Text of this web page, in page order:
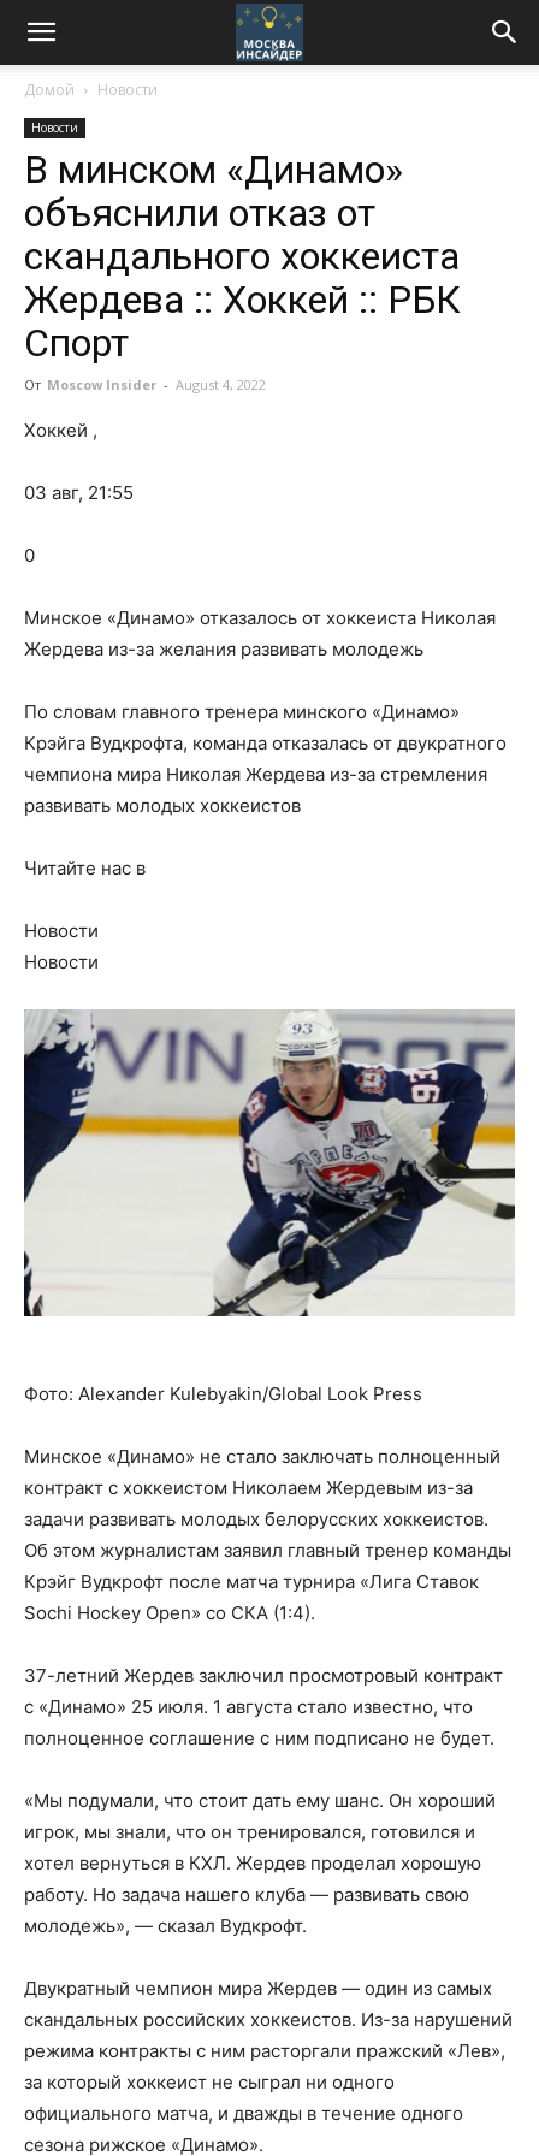
Домой Новости
Новости
В минском «Динамо»
объяснили отказ от
скандального хоккеиста
Жердева :: Хоккей :: РБК
Спорт
От Moscow Insider - August 4, 2022
Хоккей ,
03 авг, 21:55
0
Минское «Динамо» отказалось от хоккеиста Николая
Жердева из-за желания развивать молодежь
По словам главного тренера минского «Динамо»
Крэйга Вудкрофта, команда отказалась от двукратного
чемпиона мира Николая Жердева из-за стремления
развивать молодых хоккеистов
Читайте нас в
Новости
Новости
Фото: Alexander Kulebyakin/Global Look Press
Минское «Динамо» не стало заключать полноценный
контракт с хоккеистом Николаем Жердевым из-за
задачи развивать молодых белорусских хоккеистов.
Об этом журналистам заявил главный тренер команды
Крэйг Вудкрофт после матча турнира «Лига Ставок
Sochi Hockey Open» со СКА (1:4).
37-летний Жердев заключил просмотровый контракт
с «Динамо» 25 июля. 1 августа стало известно, что
полноценное соглашение с ним подписано не будет.
«Мы подумали, что стоит дать ему шанс. Он хороший
игрок, мы знали, что он тренировался, готовился и
хотел вернуться в КХЛ. Жердев проделал хорошую
работу. Но задача нашего клуба — развивать свою
молодежь», — сказал Вудкрофт.
Двукратный чемпион мира Жердев — один из самых
скандальных российских хоккеистов. Из-за нарушений
режима контракты с ним расторгали пражский «Лев»,
за который хоккеист не сыграл ни одного
официального матча, и дважды в течение одного
сезона рижское «Динамо».